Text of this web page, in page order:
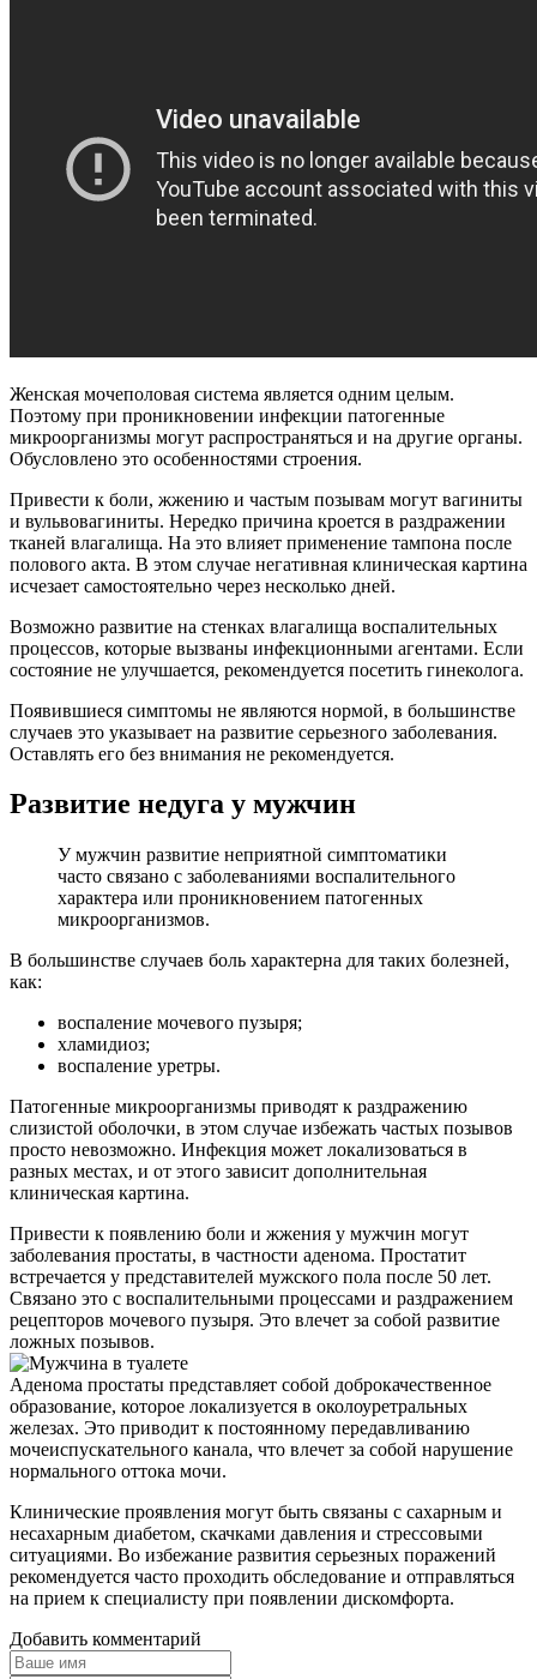
Женская мочеполовая система является одним целым.
Поэтому при проникновении инфекции патогенные
микроорганизмы могут распространяться и на другие органы.
Обусловлено это особенностями строения.
Привести к боли, жжению и частым позывам могут вагиниты
и вульвовагиниты. Нередко причина кроется в раздражении
тканей влагалища. На это влияет применение тампона после
полового акта. В этом случае негативная клиническая картина
исчезает самостоятельно через несколько дней.
Возможно развитие на стенках влагалища воспалительных
процессов, которые вызваны инфекционными агентами. Если
состояние не улучшается, рекомендуется посетить гинеколога.
Появившиеся симптомы не являются нормой, в большинстве
случаев это указывает на развитие серьезного заболевания.
Оставлять его без внимания не рекомендуется.
Развитие недуга у мужчин
У мужчин развитие неприятной симптоматики
часто связано с заболеваниями воспалительного
характера или проникновением патогенных
микроорганизмов.
В большинстве случаев боль характерна для таких болезней,
как:
воспаление мочевого пузыря;
хламидиоз;
воспаление уретры.
Патогенные микроорганизмы приводят к раздражению
слизистой оболочки, в этом случае избежать частых позывов
просто невозможно. Инфекция может локализоваться в
разных местах, и от этого зависит дополнительная
клиническая картина.
Привести к появлению боли и жжения у мужчин могут
заболевания простаты, в частности аденома. Простатит
встречается у представителей мужского пола после 50 лет.
Связано это с воспалительными процессами и раздражением
рецепторов мочевого пузыря. Это влечет за собой развитие
ложных позывов.
Аденома простаты представляет собой доброкачественное
образование, которое локализуется в околоуретральных
железах. Это приводит к постоянному передавливанию
мочеиспускательного канала, что влечет за собой нарушение
нормального оттока мочи.
Клинические проявления могут быть связаны с сахарным и
несахарным диабетом, скачками давления и стрессовыми
ситуациями. Во избежание развития серьезных поражений
рекомендуется часто проходить обследование и отправляться
на прием к специалисту при появлении дискомфорта.
Добавить комментарий